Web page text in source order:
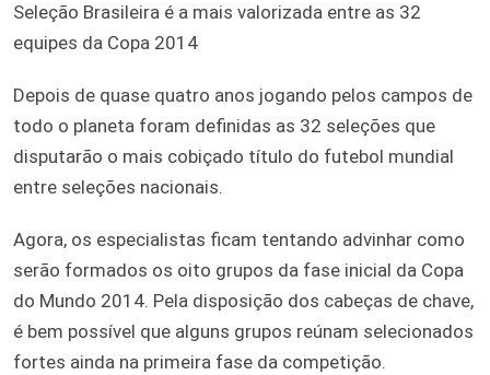
Seleção Brasileira é a mais valorizada entre as 32
equipes da Copa 2014
Depois de quase quatro anos jogando pelos campos de
todo o planeta foram definidas as 32 seleções que
disputarão o mais cobiçado título do futebol mundial
entre seleções nacionais.
Agora, os especialistas ficam tentando advinhar como
serão formados os oito grupos da fase inicial da Copa
do Mundo 2014. Pela disposição dos cabeças de chave,
é bem possível que alguns grupos reúnam selecionados
fortes ainda na primeira fase da competição.